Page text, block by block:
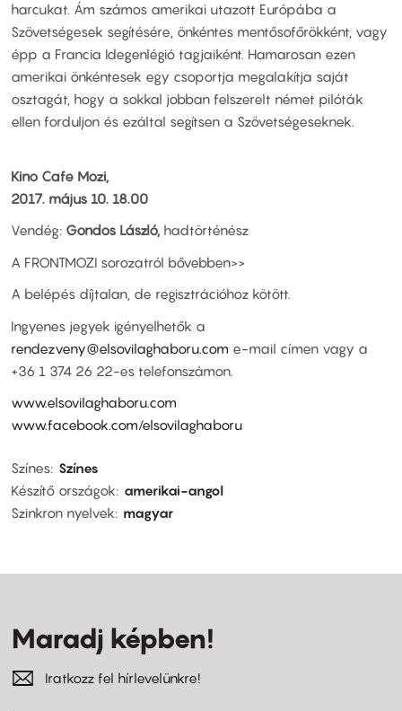
harcukat. Ám számos amerikai utazott Európába a
Szövetségesek segítésére, önkéntes mentősofőrökként, vagy
épp a Francia Idegenlégió tagjaiként. Hamarosan ezen
amerikai önkéntesek egy csoportja megalakítja saját
osztagát, hogy a sokkal jobban felszerelt német pilóták
ellen forduljon és ezáltal segítsen a Szövetségeseknek.
Kino Cafe Mozi,
2017. május 10. 18.00
Vendég: Gondos László, hadtörténész
A FRONTMOZI sorozatról bővebben>>
A belépés díjtalan, de regisztrációhoz kötött.
Ingyenes jegyek igényelhetők a
rendezveny@elsovilaghaboru.com e-mail címen vagy a
+36 1 374 26 22-es telefonszámon.
www.elsovilaghaboru.com
www.facebook.com/elsovilaghaboru
Színes Színes
Készítő országok
amerikai-angol
Szinkron nyelvek
magyar
Maradj képben!
Iratkozz fel hírlevelünkre!